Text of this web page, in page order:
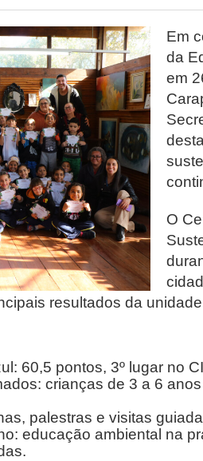
Em
da
em
O
resultados da
60,5 pontos, 3º lugar no
crianças de 3 a 6
palestras e visitas
educação ambiental na